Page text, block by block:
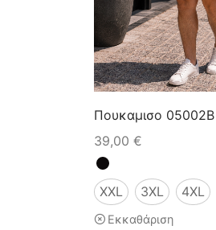
Πουκαμισο 05002B
39,00 €
XXL 3XL 4XL
Εκκαθάριση